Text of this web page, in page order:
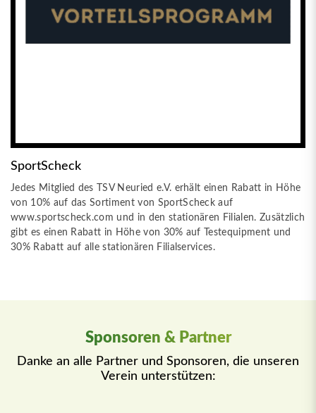
SportScheck
Jedes Mitglied des TSV Neuried e.V. erhält einen Rabatt in Höhe
von 10% auf das Sortiment von SportScheck auf
www.sportscheck.com und in den stationären Filialen. Zusätzlich
gibt es einen Rabatt in Höhe von 30% auf Testequipment und
30% Rabatt auf alle stationären Filialservices.
Sponsoren & Partner
Danke an alle Partner und Sponsoren, die unseren
Verein unterstützen: